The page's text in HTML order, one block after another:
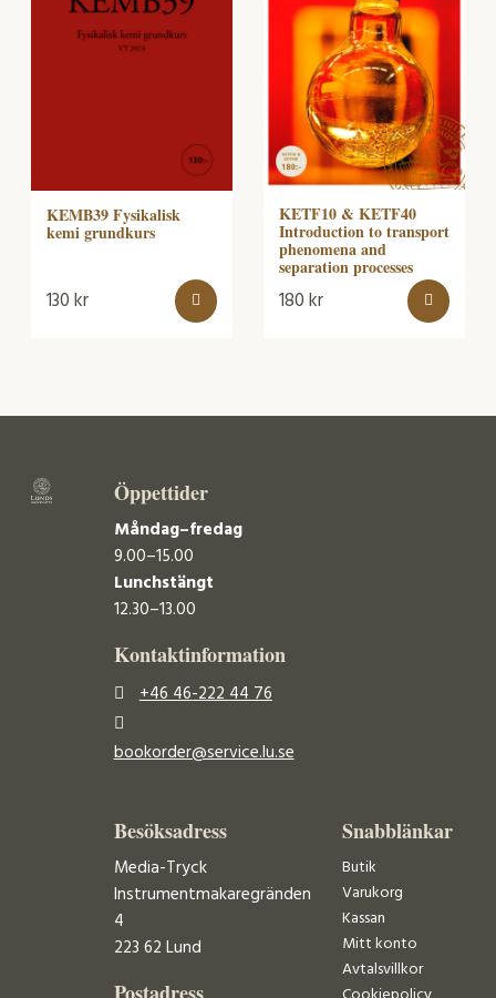
KEMB39 Fysikalisk
kemi grundkurs
130kr
KETF10 & KETF40
Introduction to transport
phenomena and
separation processes
180kr
Öppettider
Måndag–fredag
9.00–15.00
Lunchstängt
12.30–13.00
Kontaktinformation
+46 46-222 44 76
bookorder@service.lu.se
Besöksadress
Media-Tryck
Instrumentmakaregränden
4
223 62 Lund
Snabblänkar
Butik
Varukorg
Kassan
Mitt konto
Avtalsvillkor